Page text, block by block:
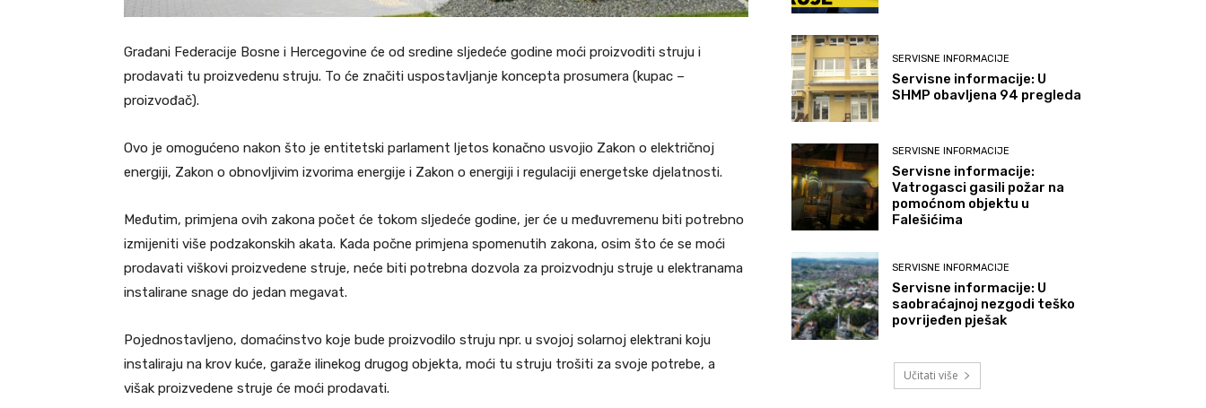
Građani Federacije Bosne i Hercegovine će od sredine sljedeće godine moći proizvoditi struju i
prodavati tu proizvedenu struju. To će značiti uspostavljanje koncepta prosumera (kupac –
proizvođač).
Ovo je omogućeno nakon što je entitetski parlament ljetos konačno usvojio Zakon o električnoj
energiji, Zakon o obnovljivim izvorima energije i Zakon o energiji i regulaciji energetske djelatnosti.
Međutim, primjena ovih zakona počet će tokom sljedeće godine, jer će u međuvremenu biti potrebno
izmijeniti više podzakonskih akata. Kada počne primjena spomenutih zakona, osim što će se moći
prodavati viškovi proizvedene struje, neće biti potrebna dozvola za proizvodnju struje u elektranama
instalirane snage do jedan megavat.
Pojednostavljeno, domaćinstvo koje bude proizvodilo struju npr. u svojoj solarnoj elektrani koju
instaliraju na krov kuće, garaže ilinekog drugog objekta, moći tu struju trošiti za svoje potrebe, a
višak proizvedene struje će moći prodavati.
SERVISNE INFORMACIJE
Servisne informacije: U
SHMP obavljena 94 pregleda
SERVISNE INFORMACIJE
Servisne informacije:
Vatrogasci gasili požar na
pomoćnom objektu u
Falešićima
SERVISNE INFORMACIJE
Servisne informacije: U
saobraćajnoj nezgodi teško
povrijeđen pješak
Učitati više